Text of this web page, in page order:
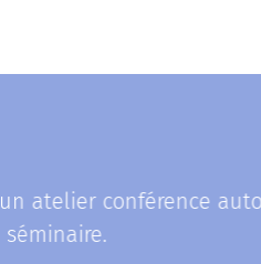
conférence autour